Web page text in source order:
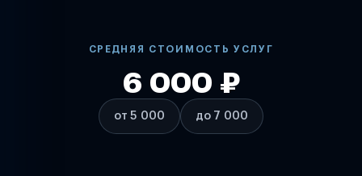
СРЕДНЯЯ СТОИМОСТЬ УСЛУГ
от 5 000
6 000 ₽
до 7 000